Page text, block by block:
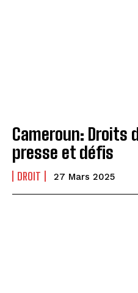
Cameroun: Droits
presse et défis
DROIT 27 Mars 2025